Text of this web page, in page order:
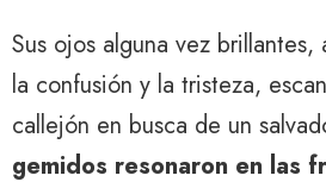
Sus ojos alguna vez
la confusión y la tristeza,
callejón en busca de un
gemidos resonaron en las